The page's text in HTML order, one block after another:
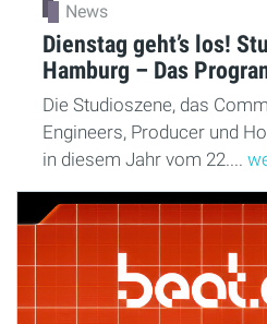
News
Dienstag geht’s los!
Hamburg – Das
Die Studioszene, das
Engineers, Producer und
in diesem Jahr vom 22....